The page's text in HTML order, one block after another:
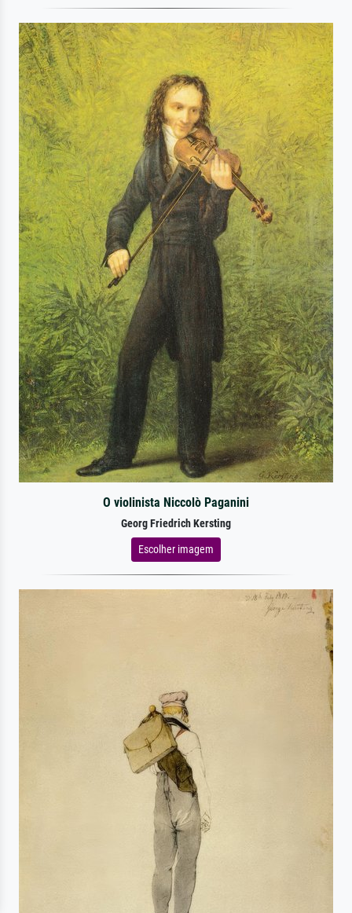
O violinista Niccolò Paganini
Georg Friedrich Kersting
Escolher imagem